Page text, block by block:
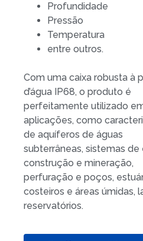
Profundidade
Pressão
Temperatura
entre outros.
Com uma caixa robusta à
d’água IP68, o produto é
perfeitamente utilizado
aplicações, como
de aquíferos de águas
subterrâneas, sistemas de
construção e mineração,
perfuração e poços,
costeiros e áreas úmidas,
reservatórios.